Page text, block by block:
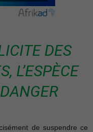
DES
L’ESPÈCE
de suspendre ce